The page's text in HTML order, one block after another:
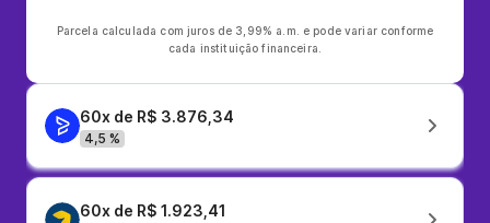
Parcela calculada com juros de 3,99% a.m. e pode variar conforme
cada instituição financeira.
60x de R$ 3.876,34
4,5 %
60x de R$ 1.923,41